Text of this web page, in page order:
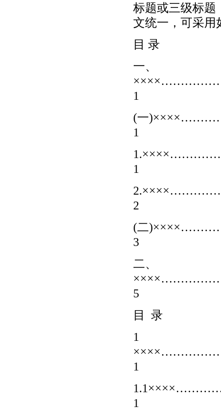
标题或三级标题
文统一，可采用
目 录
一、
1
(一
1
1
2
(二
3
二、
5
目 录
1
1
1